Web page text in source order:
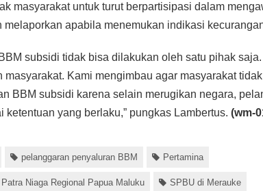
masyarakat untuk turut berpartisipasi dalam
melaporkan apabila menemukan indikasi
subsidi tidak bisa dilakukan oleh satu pihak
masyarakat. Kami mengimbau agar masyarakat
BBM subsidi karena selain merugikan negara,
ketentuan yang berlaku,” pungkas Lambertus. (wm-
pelanggaran penyaluran BBM Pertamina
Niaga Regional Papua Maluku SPBU di Merauke